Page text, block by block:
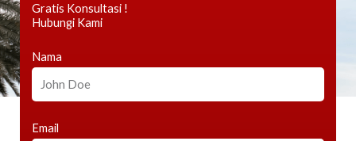
Gratis Konsultasi !
Hubungi Kami
Nama
Email